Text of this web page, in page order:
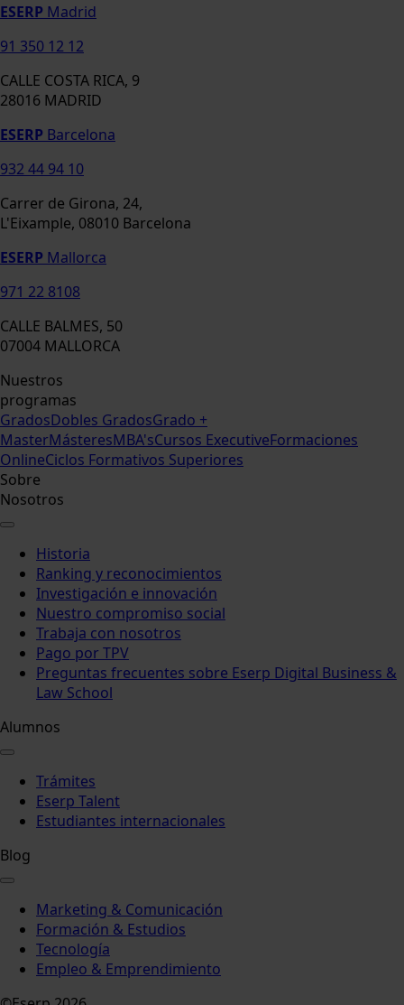
ESERP Madrid
91 350 12 12
CALLE COSTA RICA, 9
28016 MADRID
ESERP Barcelona
932 44 94 10
Carrer de Girona, 24,
L'Eixample, 08010 Barcelona
ESERP Mallorca
971 22 8108
CALLE BALMES, 50
07004 MALLORCA
Nuestros
programas
GradosDobles GradosGrado +
MasterMásteresMBA'sCursos ExecutiveFormaciones
OnlineCiclos Formativos Superiores
Sobre
Nosotros
Historia
Ranking y reconocimientos
Investigación e innovación
Nuestro compromiso social
Trabaja con nosotros
Pago por TPV
Preguntas frecuentes sobre Eserp Digital Business &
Law School
Alumnos
Trámites
Eserp Talent
Estudiantes internacionales
Blog
Marketing & Comunicación
Formación & Estudios
Tecnología
Empleo & Emprendimiento